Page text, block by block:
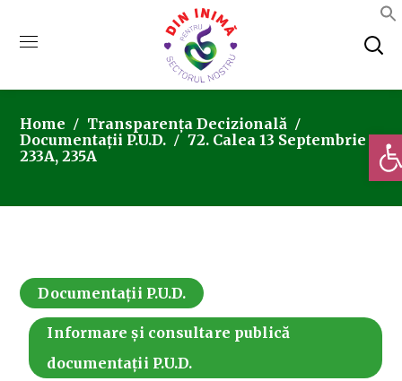
Home
Transparența Decizională
Documentații P.U.D.
72. Calea 13 Septembrie
233A, 235A
Documentații P.U.D.
Informare și consultare publică
documentații P.U.D.